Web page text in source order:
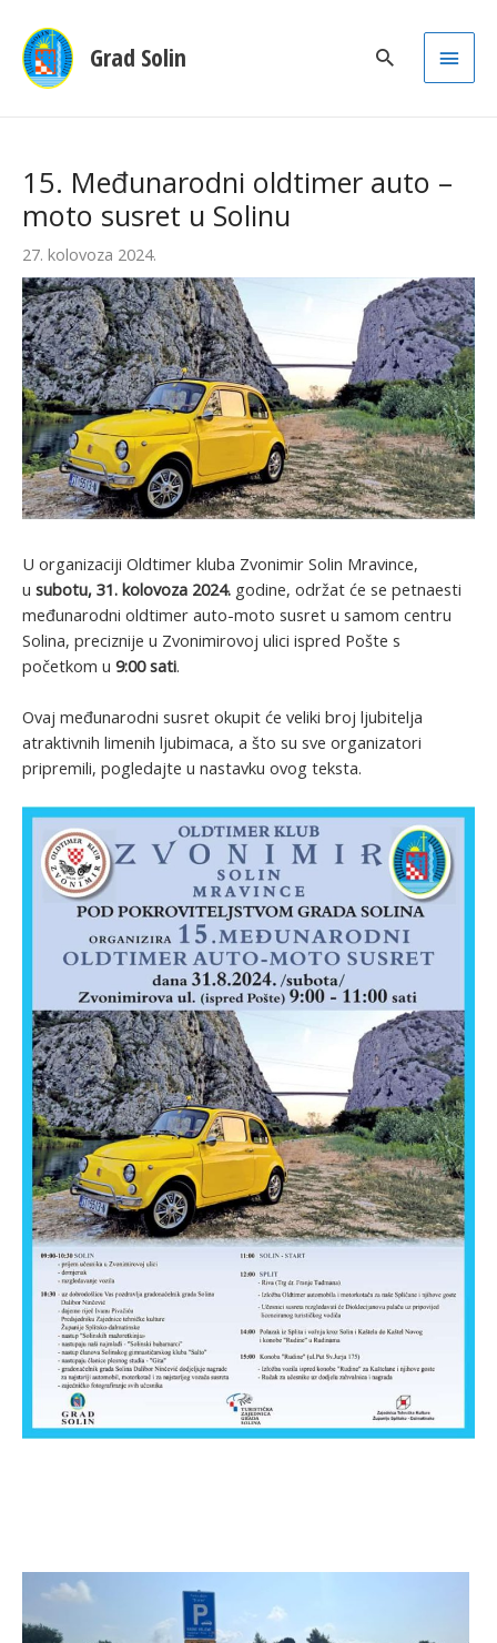
Grad Solin
Main
15. Međunarodni oldtimer auto –
moto susret u Solinu
27. kolovoza 2024.
U organizaciji Oldtimer kluba Zvonimir Solin Mravince,
u subotu, 31. kolovoza 2024. godine, održat će se petnaesti
međunarodni oldtimer auto-moto susret u samom centru
Solina, preciznije u Zvonimirovoj ulici ispred Pošte s
početkom u 9:00 sati.
Ovaj međunarodni susret okupit će veliki broj ljubitelja
atraktivnih limenih ljubimaca, a što su sve organizatori
pripremili, pogledajte u nastavku ovog teksta.